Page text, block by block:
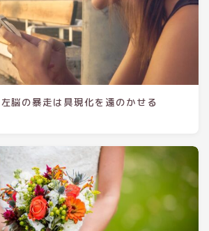
左脳の暴走は具現化を遠のかせる